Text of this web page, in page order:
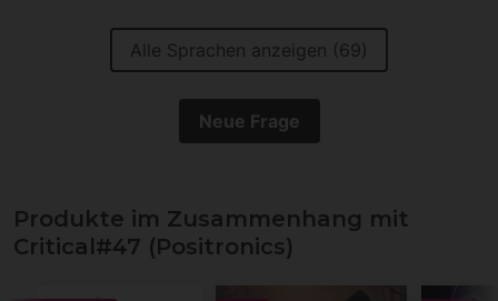
Alle Sprachen anzeigen (69)
Neue Frage
Produkte im Zusammenhang mit
Critical#47 (Positronics)